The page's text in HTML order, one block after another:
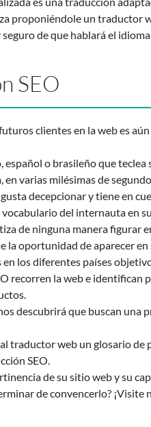
proponiéndole un traductor
de que hablará el idioma
SEO
clientes en la web es
o brasileño que
varias milésimas de
decepcionar y tiene en
del internauta en
de ninguna manera figurar
oportunidad de aparecer
los diferentes países
recorren la web e identifican
descubrirá que buscan
traductor web un glosario de
SEO.
de su sitio web y su
de convencerlo?